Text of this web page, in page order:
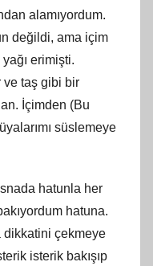
alamıyordum.
değildi, ama içim
erimişti.
ve taş gibi bir
İçimden (Bu
süslemeye
hatunla her
hatuna.
dikkatini çekmeye
isterik bakışıp